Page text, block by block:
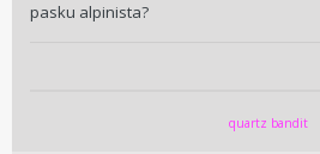
przymiarka. Pasek wydaje się
pasować. Poprzedni jakościowo był
pasku alpinista?
quartz bandit